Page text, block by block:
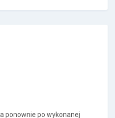
ponownie po wykonanej